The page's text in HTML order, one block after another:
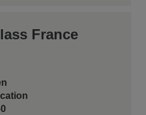
France